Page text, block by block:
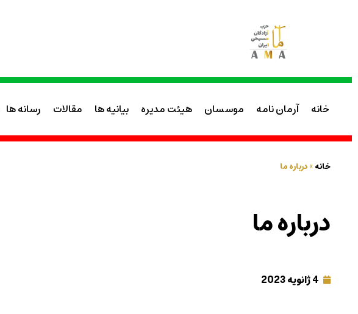
خانه آرمان نامه موسسان هیئت مدیره بیانیه ها مقالات رسانه ها
خانه»درباره ما
درباره ما
4 ژانویه 2023